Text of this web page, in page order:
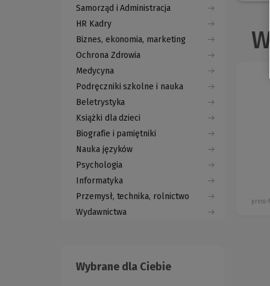
Samorząd i Administracja
HR Kadry
Biznes, ekonomia, marketing
Ochrona Zdrowia
Medycyna
Podręczniki szkolne i nauka
Beletrystyka
Książki dla dzieci
Biografie i pamiętniki
Nauka języków
Psychologia
Informatyka
Przemysł, technika, rolnictwo
Wydawnictwa
Wybrane dla Ciebie